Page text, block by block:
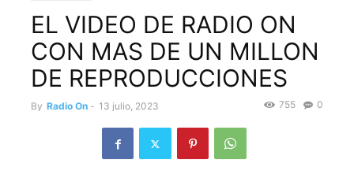
EL VIDEO DE RADIO ON
CON MAS DE UN MILLON
DE REPRODUCCIONES
By Radio On - 13 julio, 2023 0
755